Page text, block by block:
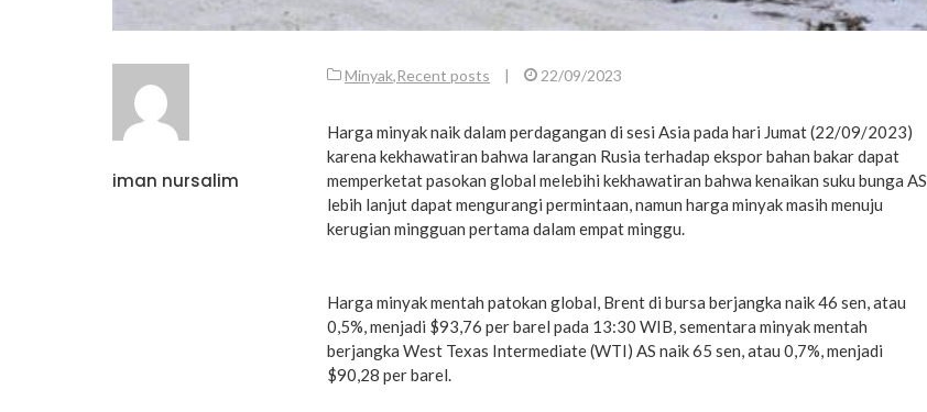
iman nursalim
Minyak,Recent posts | 22/09/2023
Harga minyak naik dalam perdagangan di sesi Asia pada hari Jumat (22/09/2023)
karena kekhawatiran bahwa larangan Rusia terhadap ekspor bahan bakar dapat
memperketat pasokan global melebihi kekhawatiran bahwa kenaikan suku bunga AS
lebih lanjut dapat mengurangi permintaan, namun harga minyak masih menuju
kerugian mingguan pertama dalam empat minggu.
Harga minyak mentah patokan global, Brent di bursa berjangka naik 46 sen, atau
0,5%, menjadi $93,76 per barel pada 13:30 WIB, sementara minyak mentah
berjangka West Texas Intermediate (WTI) AS naik 65 sen, atau 0,7%, menjadi
$90,28 per barel.